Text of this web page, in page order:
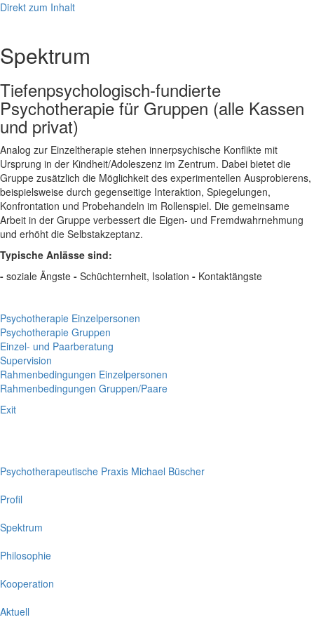
Direkt zum Inhalt
Spektrum
Tiefenpsychologisch-fundierte
Psychotherapie für Gruppen (alle Kassen
und privat)
Analog zur Einzeltherapie stehen innerpsychische Konflikte mit
Ursprung in der Kindheit/Adoleszenz im Zentrum. Dabei bietet die
Gruppe zusätzlich die Möglichkeit des experimentellen Ausprobierens,
beispielsweise durch gegenseitige Interaktion, Spiegelungen,
Konfrontation und Probehandeln im Rollenspiel. Die gemeinsame
Arbeit in der Gruppe verbessert die Eigen- und Fremdwahrnehmung
und erhöht die Selbstakzeptanz.
Typische Anlässe sind:
- soziale Ängste - Schüchternheit, Isolation - Kontaktängste
Psychotherapie Einzelpersonen
Psychotherapie Gruppen
Einzel- und Paarberatung
Supervision
Rahmenbedingungen Einzelpersonen
Rahmenbedingungen Gruppen/Paare
Exit
Psychotherapeutische Praxis Michael Büscher
Profil
Spektrum
Philosophie
Kooperation
Aktuell